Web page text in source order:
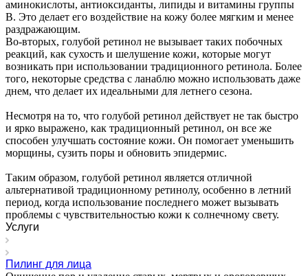
аминокислоты, антиоксиданты, липиды и витамины группы
В. Это делает его воздействие на кожу более мягким и менее
раздражающим.
Во-вторых, голубой ретинол не вызывает таких побочных
реакций, как сухость и шелушение кожи, которые могут
возникать при использовании традиционного ретинола. Более
того, некоторые средства с ланаблю можно использовать даже
днем, что делает их идеальными для летнего сезона.
Несмотря на то, что голубой ретинол действует не так быстро
и ярко выражено, как традиционный ретинол, он все же
способен улучшать состояние кожи. Он помогает уменьшить
морщины, сузить поры и обновить эпидермис.
Таким образом, голубой ретинол является отличной
альтернативой традиционному ретинолу, особенно в летний
период, когда использование последнего может вызывать
проблемы с чувствительностью кожи к солнечному свету.
Услуги
Пилинг для лица